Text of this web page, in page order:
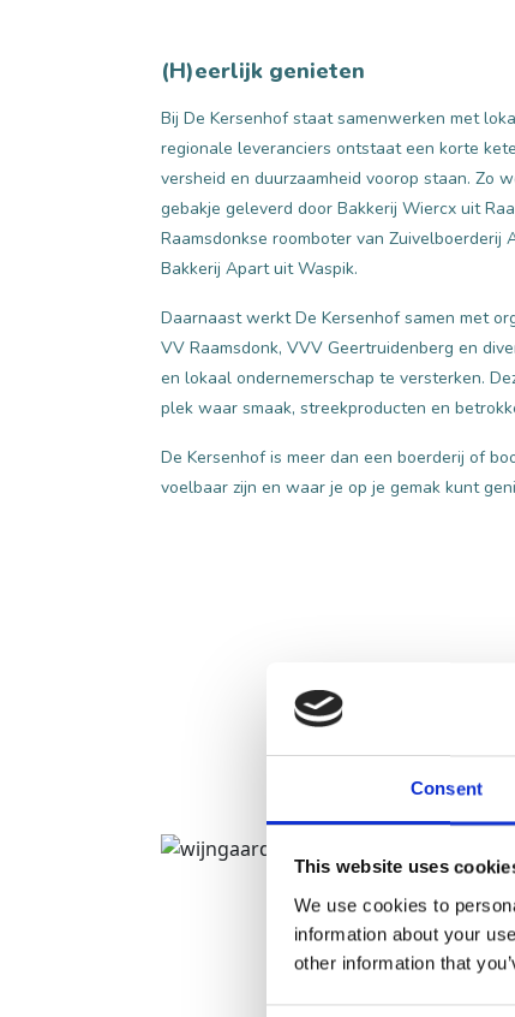
Consent
This website uses
We use cookies to
information about your
other information that
(H)eerlijk genieten
Bij De Kersenhof staat samenwerken met
regionale leveranciers ontstaat een korte
versheid en duurzaamheid voorop staan. Zo
gebakje geleverd door Bakkerij Wiercx uit
Raamsdonkse roomboter van
Bakkerij Apart uit Waspik.
Daarnaast werkt De Kersenhof samen met
VV Raamsdonk, VVV Geertruidenberg en
en lokaal ondernemerschap te versterken.
plek waar smaak, streekproducten en
De Kersenhof is meer dan een boerderij of
voelbaar zijn en waar je op je gemak kunt